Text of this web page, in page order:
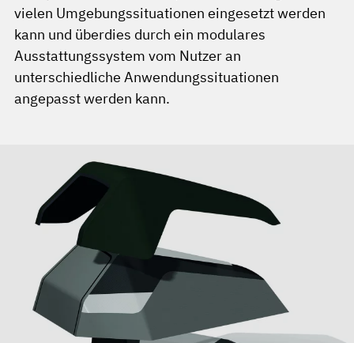
vielen Umgebungssituationen eingesetzt werden
kann und überdies durch ein modulares
Ausstattungssystem vom Nutzer an
unterschiedliche Anwendungssituationen
angepasst werden kann.